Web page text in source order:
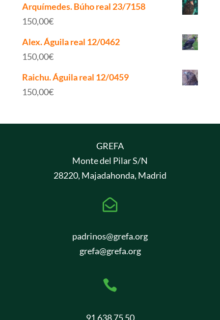
Arquímedes. Búho real 23/7158
150,00€
Alex. Águila real 12/0462
150,00€
Raichu. Águila real 12/0459
150,00€
GREFA
Monte del Pilar S/N
28220, Majadahonda, Madrid

padrinos@grefa.org
grefa@grefa.org

91 638 75 50